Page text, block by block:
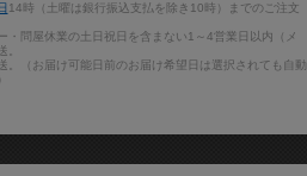
14時（土曜は銀行振込支払を除き10時）までのご注文
・問屋休業の土日祝日を含まない1～4営業日以内（メ
。
。（お届け可能日前のお届け希望日は選択されても自動